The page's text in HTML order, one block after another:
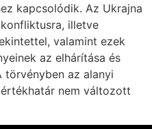
kapcsolódik. Az Ukrajna
illetve
valamint ezek
az elhárítása és
törvényben az alanyi
nem változott